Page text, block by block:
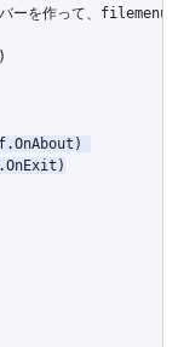
ーを作って、filemenu